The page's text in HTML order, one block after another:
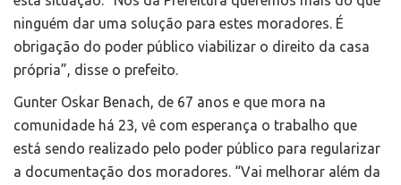
ninguém dar uma solução para estes moradores. É
obrigação do poder público viabilizar o direito da casa
própria”, disse o prefeito.
Gunter Oskar Benach, de 67 anos e que mora na
comunidade há 23, vê com esperança o trabalho que
está sendo realizado pelo poder público para regularizar
a documentação dos moradores. “Vai melhorar além da